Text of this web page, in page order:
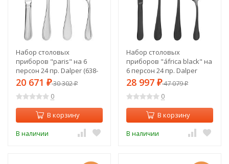
Набор столовых
приборов "paris" на 6
персон 24 пр. Dalper (638-
204)
20 671 ₽30 302₽
0
В корзину
В наличии
Набор столовых
приборов "áfrica black" на
6 персон 24 пр. Dalper
(638-203)
28 997 ₽47 079₽
0
В корзину
В наличии